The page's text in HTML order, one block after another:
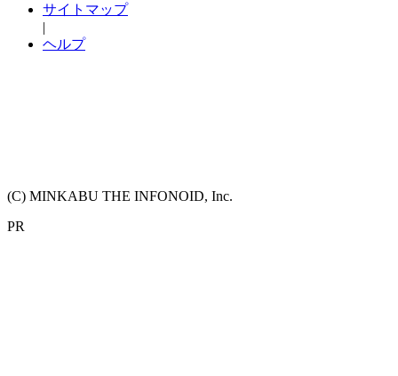
サイトマップ
|
ヘルプ
(C) MINKABU THE INFONOID, Inc.
PR